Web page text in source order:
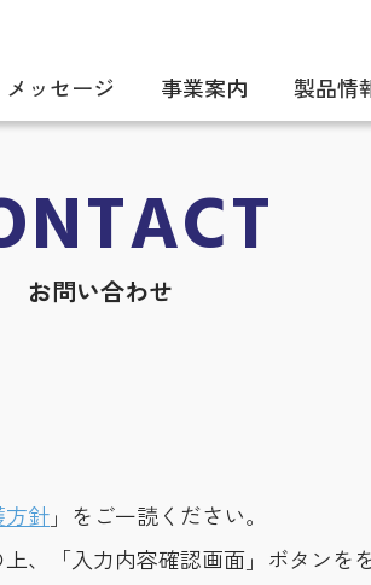
メッセージ 事業案内 製品情
お問い合わせ
針」をご一読ください。
、「入力内容確認画面」ボタンを